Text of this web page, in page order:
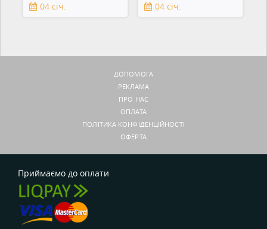
зеркальны
04 січ. 04 січ.
ДОПОМОГА
РЕКЛАМА
ПРО НАС
ОПЛАТА
ПОЛІТИКА КОНФІДЕНЦІЙНОСТІ
ОФЕРТА
Приймаємо до оплати